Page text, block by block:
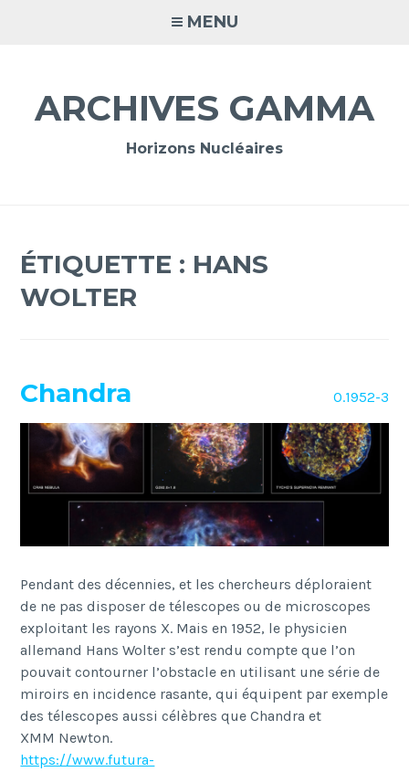
MENU
ARCHIVES GAMMA
Horizons Nucléaires
ÉTIQUETTE : HANS
WOLTER
Chandra O.1952-3
Pendant des décennies, et les chercheurs déploraient
de ne pas disposer detélescopes ou de microscopes
exploitant les rayons X. Mais en 1952, le physicien
allemand Hans Wolter s’est rendu compte que l’on
pouvait contourner l’obstacle en utilisant une série de
miroirs en incidence rasante, qui équipent par exemple
destélescopes aussi célèbres queChandra et
XMM Newton.
https://www.futura-